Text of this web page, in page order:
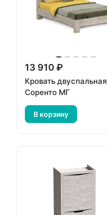
13 910 ₽
Кровать двуспальная
Соренто МГ
В корзину